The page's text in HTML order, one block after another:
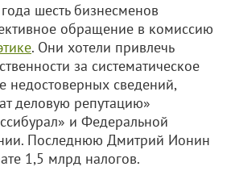
шесть бизнесменов
обращение в комиссию
. Они хотели привлечь
за систематическое
недостоверных сведений,
деловую репутацию»
и Федеральной
Последнюю Дмитрий Ионин
1,5 млрд налогов.